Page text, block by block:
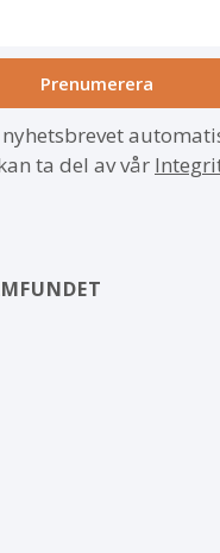
ta del av vår